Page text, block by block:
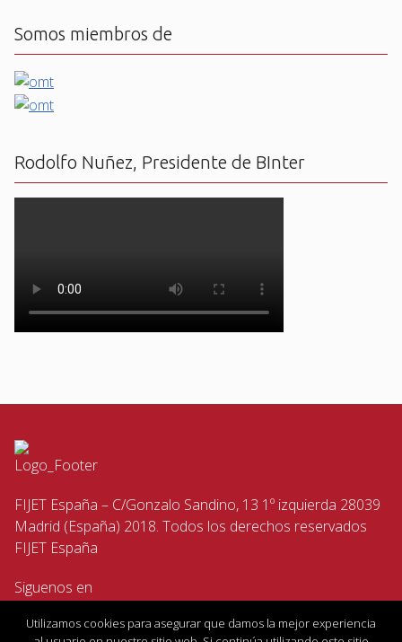
Somos miembros de
Rodolfo Nuñez, Presidente de BInter
FIJET España – C/Gonzalo Sandino, 13 1º izquierda 28039
Madrid (España) 2018. Todos los derechos reservados
FIJET España
Siguenos en
Utilizamos cookies para asegurar que damos la mejor experiencia